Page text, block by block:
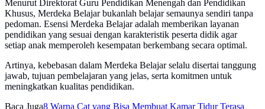
Menurut Direktorat Guru Pendidikan Menengah dan Pendidikan
Khusus, Merdeka Belajar bukanlah belajar semaunya sendiri tanpa
pedoman. Esensi Merdeka Belajar adalah memberikan layanan
pendidikan yang sesuai dengan karakteristik peserta didik agar
setiap anak memperoleh kesempatan berkembang secara optimal.
Artinya, kebebasan dalam Merdeka Belajar selalu disertai tanggung
jawab, tujuan pembelajaran yang jelas, serta komitmen untuk
meningkatkan kualitas pendidikan.
Baca Juga8 Warna Cat yang Bisa Membuat Kamar Tidur Terasa